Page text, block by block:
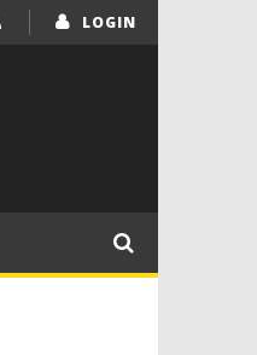
LOGIN